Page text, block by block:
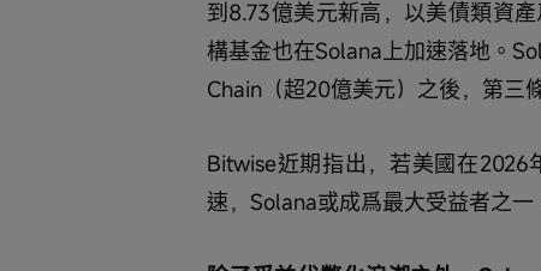
到8.73億美元新高，以美債類資
構基金也在Solana上加速落地。
Chain（超20億美元）之後，第三
Bitwise近期指出，若美國在
速，Solana或成爲最大受益者之一